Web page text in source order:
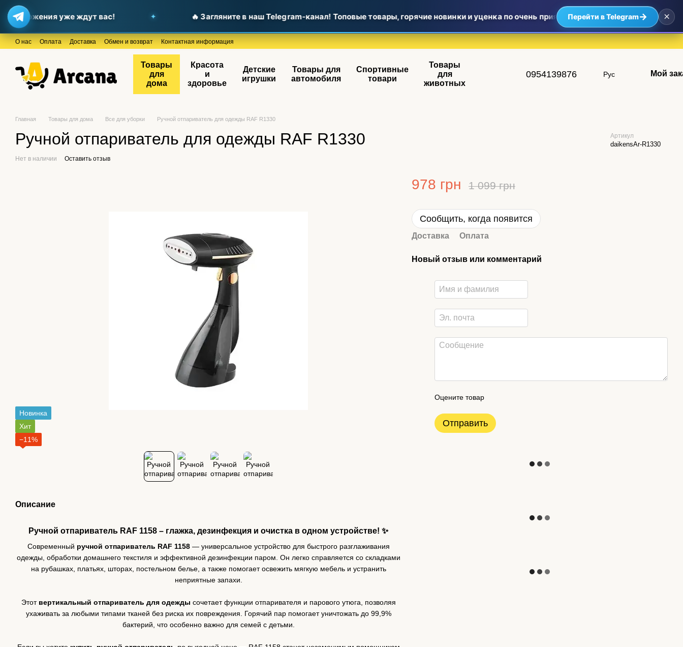
уже ждут вас! 🔥 Загляните в наш Telegram-канал! Топовые товары, горячие новинки и уценка по очень приятным ценам — самые выгодные
Перейти в Telegram→ ×
Перейти к основному контенту
О нас Оплата Доставка Обмен и возврат Контактная информация
Товары
для
дома
Красота
и
здоровье
Детские
игрушки
Товары для
автомобиля
Спортивные
товари
Товары
для
животных
0954139876 Рус Мой
Главная Товары для дома Все для уборки Ручной отпариватель для одежды RAF R1330
Ручной отпариватель для одежды RAF R1330 Артикул
daikensAr-R1330
Нет в наличии Оставить отзыв
Новинка
Хит
−11%
Описание
Ручной отпариватель RAF 1158 – глажка, дезинфекция и очистка в одном устройстве! ✨
Современный ручной отпариватель RAF 1158— универсальное устройство для быстрого разглаживания
одежды, обработки домашнего текстиля и эффективной дезинфекции паром. Он легко справляется со складками
на рубашках, платьях, шторах, постельном белье, а также помогает освежить мягкую мебель и устранить
неприятные запахи.
Этот вертикальный отпариватель для одежды сочетает функции отпаривателя и парового утюга, позволяя
ухаживать за любыми типами тканей без риска их повреждения. Горячий пар помогает уничтожать до 99,9%
бактерий, что особенно важно для семей с детьми.
978 грн 1 099 грн
Сообщить, когда появится
Доставка Оплата
Новый отзыв или комментарий
Оцените товар
Отправить